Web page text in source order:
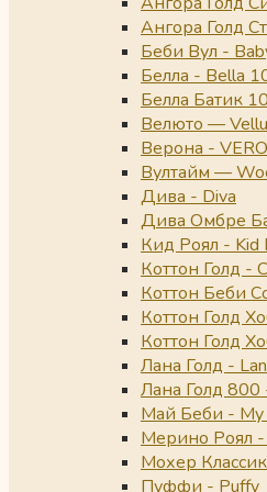
Ангора Голд
Беби Вул -
Белла - Bella
Белла Батик
Велюто —
Верона -
Вултайм —
Дива - Diva
Дива Омбре
Кид Роял - Kid
Коттон Голд -
Коттон Беби
Коттон Голд
Коттон Голд
Лана Голд -
Лана Голд 800
Май Беби - My
Мерино Роял -
Мохер
Пуффи - Puffy